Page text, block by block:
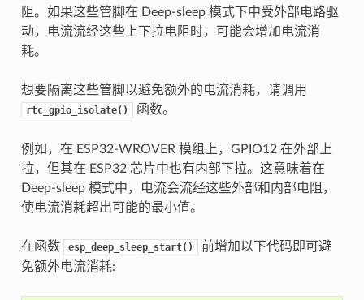
阻。如果这些管脚在 Deep-sleep 模式下中受外部电路驱
动，电流流经这些上下拉电阻时，可能会增加电流消
耗。
想要隔离这些管脚以避免额外的电流消耗，请调用
rtc_gpio_isolate() 函数。
例如，在 ESP32-WROVER 模组上，GPIO12 在外部上
拉，但其在 ESP32 芯片中也有内部下拉。这意味着在
Deep-sleep 模式中，电流会流经这些外部和内部电阻，
使电流消耗超出可能的最小值。
在函数 esp_deep_sleep_start()
前增加以下代码即可避
免额外电流消耗: